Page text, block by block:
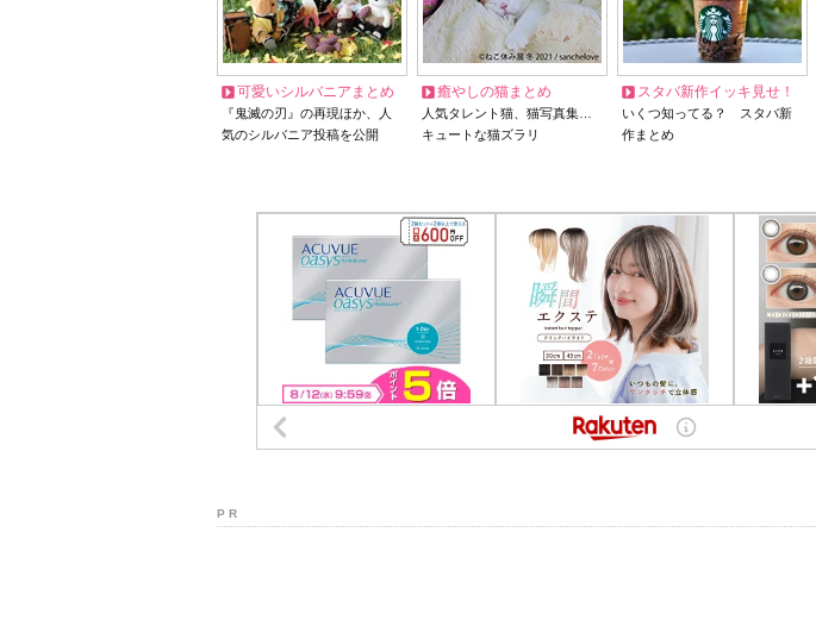
可愛いシルバニアまとめ
『鬼滅の刃』の再現ほか、人
気のシルバニア投稿を公開
癒やしの猫まとめ
人気タレント猫、猫写真集…
キュートな猫ズラリ
スタバ新作イッキ見せ！
いくつ知ってる？ スタバ新
作まとめ
P R